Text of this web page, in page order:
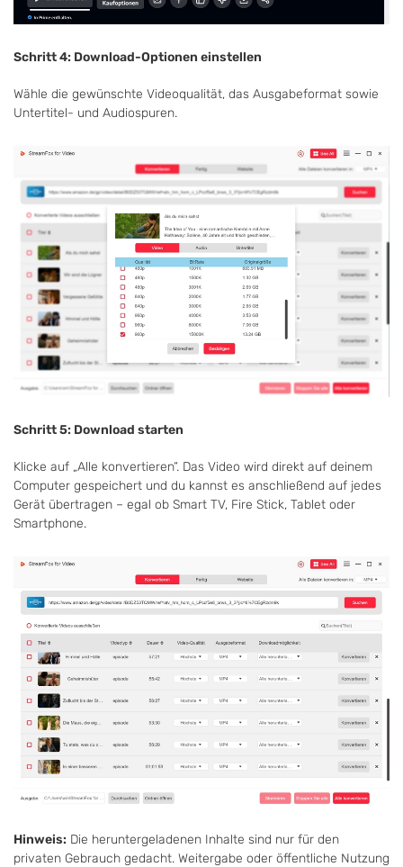
Schritt 4: Download-Optionen einstellen
Wähle die gewünschte Videoqualität, das Ausgabeformat sowie
Untertitel- und Audiospuren.
Schritt 5: Download starten
Klicke auf „Alle konvertieren“. Das Video wird direkt auf deinem
Computer gespeichert und du kannst es anschließend auf jedes
Gerät übertragen – egal ob Smart TV, Fire Stick, Tablet oder
Smartphone.
Hinweis: Die heruntergeladenen Inhalte sind nur für den
privaten Gebrauch gedacht. Weitergabe oder öffentliche Nutzung